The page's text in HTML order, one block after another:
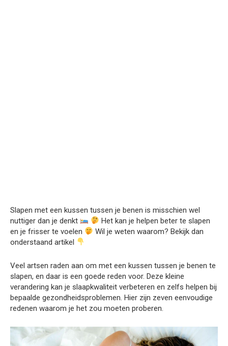
Slapen met een kussen tussen je benen is misschien wel
nuttiger dan je denkt
Het kan je helpen beter te slapen
en je frisser te voelen
Wil je weten waarom? Bekijk dan
onderstaand artikel
Veel artsen raden aan om met een kussen tussen je benen te
slapen, en daar is een goede reden voor. Deze kleine
verandering kan je slaapkwaliteit verbeteren en zelfs helpen bij
bepaalde gezondheidsproblemen. Hier zijn zeven eenvoudige
redenen waarom je het zou moeten proberen.